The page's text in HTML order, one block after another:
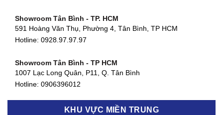
Showroom Tân Bình - TP. HCM
591 Hoàng Văn Thụ, Phường 4, Tân Bình, TP HCM
Hotline: 0928.97.97.97
Showroom Tân Bình - TP HCM
1007 Lạc Long Quân, P11, Q. Tân Bình
Hotline: 0906396012
Showroom Biên Hòa - Đồng Nai
KHU VỰC MIỀN TRUNG